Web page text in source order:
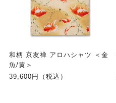
和柄 京友禅 アロハシャツ ＜金
魚/黄＞
39,600円（税込）